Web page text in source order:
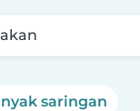
saringan